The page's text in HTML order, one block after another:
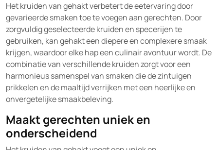
Het kruiden van gehakt verbetert de eetervaring door
gevarieerde smaken toe te voegen aan gerechten. Door
zorgvuldig geselecteerde kruiden en specerijen te
gebruiken, kan gehakt een diepere en complexere smaak
krijgen, waardoor elke hap een culinair avontuur wordt. De
combinatie van verschillende kruiden zorgt voor een
harmonieus samenspel van smaken die de zintuigen
prikkelen en de maaltijd verrijken met een heerlijke en
onvergetelijke smaakbeleving.
Maakt gerechten uniek en
onderscheidend